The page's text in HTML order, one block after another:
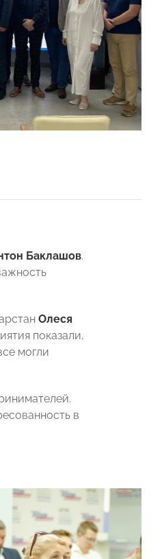
Баклашов.
Олеся
показали,
могли
в